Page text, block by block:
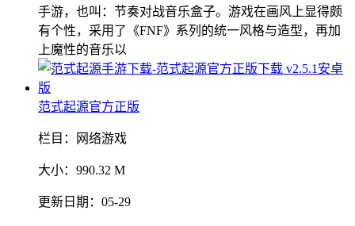
手游，也叫：节奏对战音乐盒子。游戏在画风上显得颇
有个性，采用了《FNF》系列的统一风格与造型，再加
上魔性的音乐以
范式起源官方正版
栏目： 网络游戏
大小： 990.32 M
更新日期： 05-29